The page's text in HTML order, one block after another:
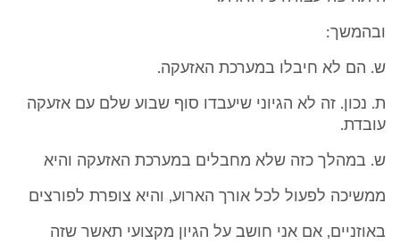
ובהמשך:
ש. הם לא חיבלו במערכת האזעקה.
ת. נכון. זה לא הגיוני שיעבדו סוף שבוע שלם עם אזעקה
עובדת.
ש. במהלך כזה שלא מחבלים במערכת האזעקה והיא
ממשיכה לפעול לכל אורך הארוע, והיא צופרת לפורצים
באוזניים, אם אני חושב על הגיון מקצועי תאשר שזה